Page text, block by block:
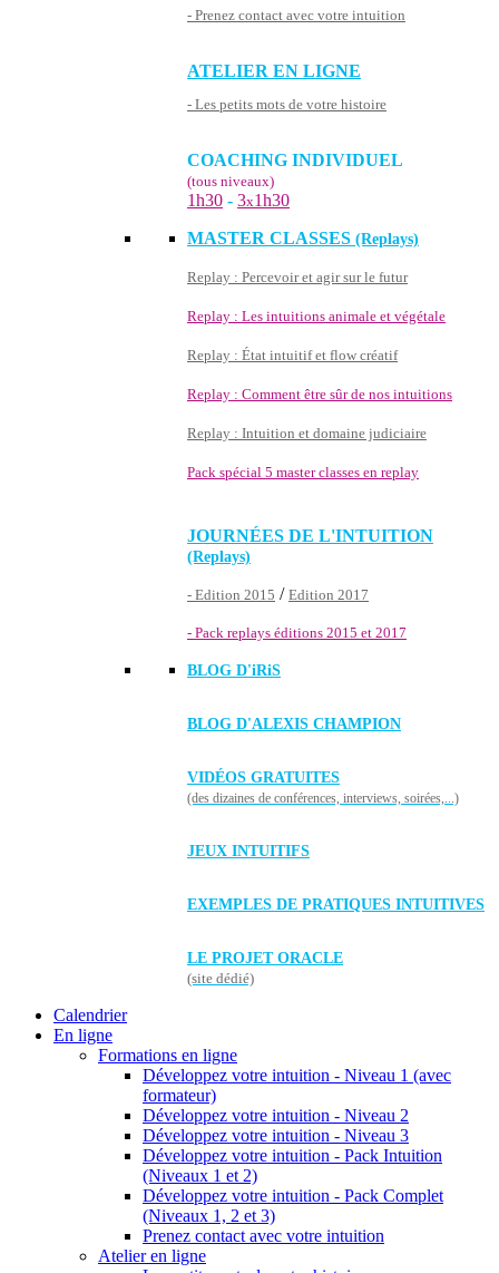
- Prenez contact avec votre intuition
ATELIER EN LIGNE
- Les petits mots de votre histoire
COACHING INDIVIDUEL
(tous niveaux)
1h30 - 3x1h30
MASTER CLASSES (Replays)
Replay : Percevoir et agir sur le futur
Replay : Les intuitions animale et végétale
Replay : État intuitif et flow créatif
Replay : Comment être sûr de nos intuitions
Replay : Intuition et domaine judiciaire
Pack spécial 5 master classes en replay
JOURNÉES DE L'INTUITION
(Replays)
- Edition 2015 / Edition 2017
- Pack replays éditions 2015 et 2017
BLOG D'iRiS
BLOG D'ALEXIS CHAMPION
VIDÉOS GRATUITES
(des dizaines de conférences, interviews, soirées,...)
JEUX INTUITIFS
EXEMPLES DE PRATIQUES INTUITIVES
LE PROJET ORACLE
(site dédié)
Calendrier
En ligne
Formations en ligne
Développez votre intuition - Niveau 1 (avec
formateur)
Développez votre intuition - Niveau 2
Développez votre intuition - Niveau 3
Développez votre intuition - Pack Intuition
(Niveaux 1 et 2)
Développez votre intuition - Pack Complet
(Niveaux 1, 2 et 3)
Prenez contact avec votre intuition
Atelier en ligne